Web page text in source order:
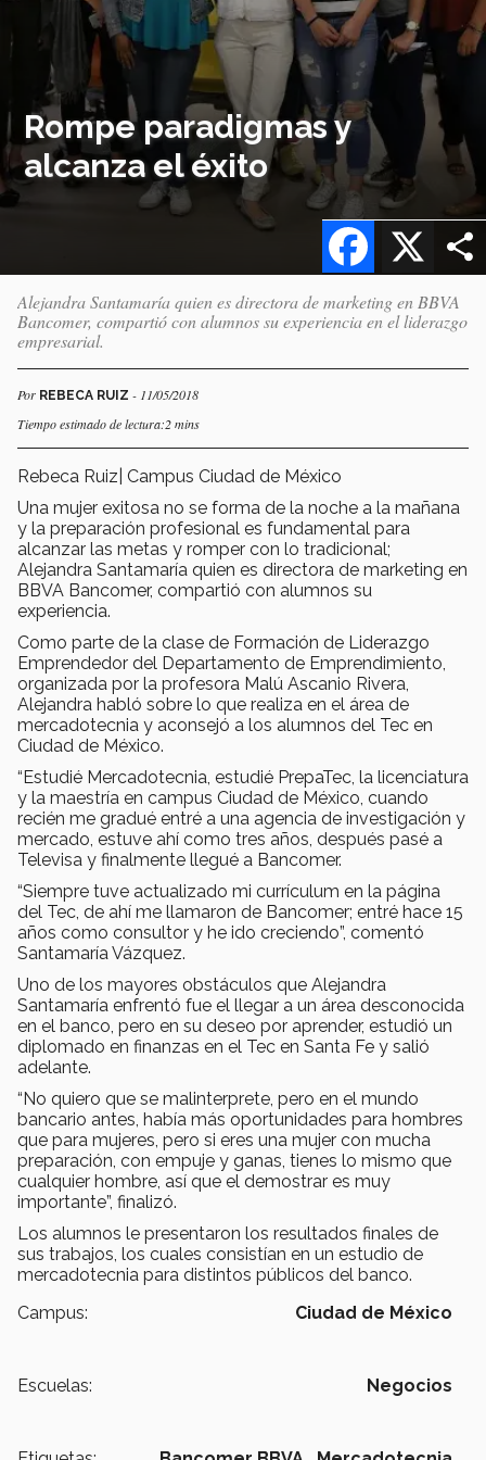
Rompe paradigmas y
alcanza el éxito
X
Facebook
Alejandra Santamaría quien es directora de marketing en BBVA
Bancomer, compartió con alumnos su experiencia en el liderazgo
empresarial.
Por REBECA RUIZ - 11/05/2018
Tiempo estimado de lectura:2 mins
Rebeca Ruiz| Campus Ciudad de México
Una mujer exitosa no se forma de la noche a la mañana
y la preparación profesional es fundamental para
alcanzar las metas y romper con lo tradicional;
Alejandra Santamaría quien es directora de marketing en
BBVA Bancomer, compartió con alumnos su
experiencia.
Como parte de la clase de Formación de Liderazgo
Emprendedor del Departamento de Emprendimiento,
organizada por la profesora Malú Ascanio Rivera,
Alejandra habló sobre lo que realiza en el área de
mercadotecnia y aconsejó a los alumnos del Tec en
Ciudad de México.
“Estudié Mercadotecnia, estudié PrepaTec, la licenciatura
y la maestría en campus Ciudad de México, cuando
recién me gradué entré a una agencia de investigación y
mercado, estuve ahí como tres años, después pasé a
Televisa y finalmente llegué a Bancomer.
“Siempre tuve actualizado mi currículum en la página
del Tec, de ahí me llamaron de Bancomer; entré hace 15
años como consultor y he ido creciendo”, comentó
Santamaría Vázquez.
Uno de los mayores obstáculos que Alejandra
Santamaría enfrentó fue el llegar a un área desconocida
en el banco, pero en su deseo por aprender, estudió un
diplomado en finanzas en el Tec en Santa Fe y salió
adelante.
“No quiero que se malinterprete, pero en el mundo
bancario antes, había más oportunidades para hombres
que para mujeres, pero si eres una mujer con mucha
preparación, con empuje y ganas, tienes lo mismo que
cualquier hombre, así que el demostrar es muy
importante”, finalizó.
Los alumnos le presentaron los resultados finales de
sus trabajos, los cuales consistían en un estudio de
mercadotecnia para distintos públicos del banco.
Campus:
Ciudad de México
Escuelas: Negocios